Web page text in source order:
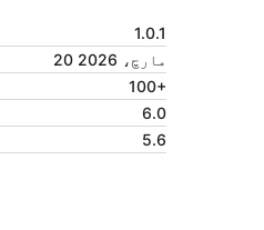
1.0.1
20 مارچ، 2026
100+
6.0
5.6